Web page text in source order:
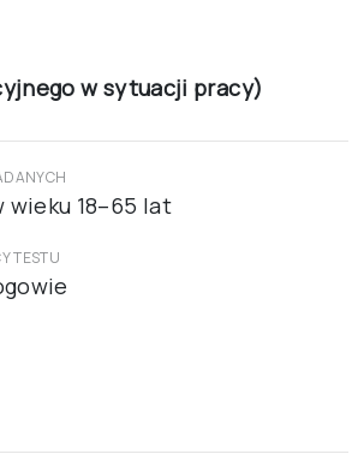
w sytuacji pracy)
wieku 18–65 lat
TESTU